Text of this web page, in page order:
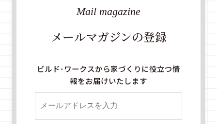
メールマガジンの登録
Mail magazine
ビルド・ワークスから家づくりに役立つ情
報をお届けいたします